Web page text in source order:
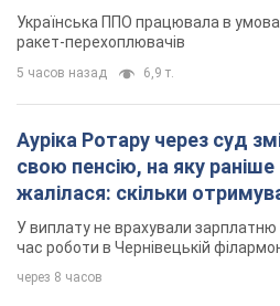
Українська ППО працювала в
ракет-перехоплювачів
5 часов назад 6,9 т.
Ауріка Ротару через суд
свою пенсію, на яку раніше
жалілася: скільки
співачка
У виплату не врахували зарплатню
час роботи в Чернівецькій
через 8 часов